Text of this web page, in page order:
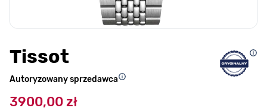
Tissot
Autoryzowany sprzedawca
3900,00 zł